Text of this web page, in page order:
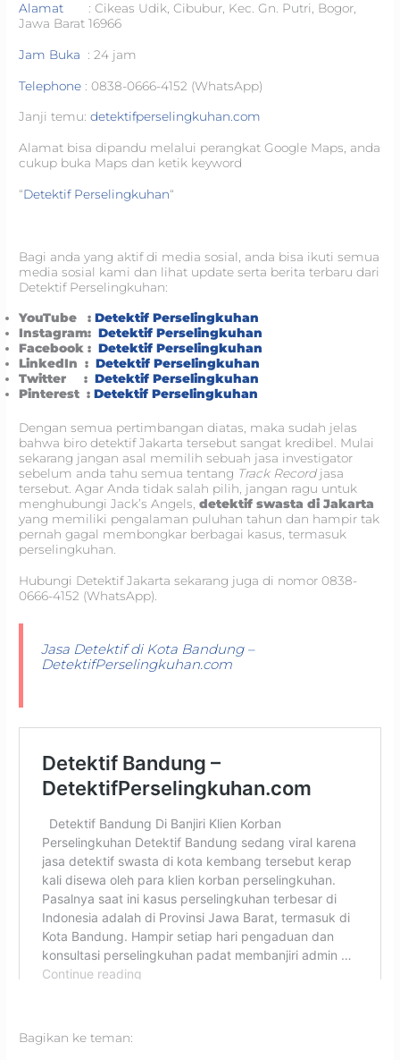
Alamat
: Cikeas Udik, Cibubur, Kec. Gn. Putri, Bogor,
Jawa Barat 16966
Jam Buka : 24 jam
Telephone : 0838-0666-4152 (WhatsApp)
Janji temu:detektifperselingkuhan.com
Alamat bisa dipandu melalui perangkat Google Maps, anda
cukup buka Maps dan ketik keyword
“Detektif Perselingkuhan“
Bagi anda yang aktif di media sosial, anda bisa ikuti semua
media sosial kami dan lihat update serta berita terbaru dari
Detektif Perselingkuhan:
YouTube :Detektif Perselingkuhan
Instagram:Detektif Perselingkuhan
Facebook :Detektif Perselingkuhan
LinkedIn :Detektif Perselingkuhan
Twitter :Detektif Perselingkuhan
Pinterest :Detektif Perselingkuhan
Dengan semua pertimbangan diatas, maka sudah jelas
bahwa biro detektif Jakarta tersebut sangat kredibel. Mulai
sekarang jangan asal memilih sebuah jasa investigator
sebelum anda tahu semua tentang Track Recordjasa
tersebut. Agar Anda tidak salah pilih, jangan ragu untuk
menghubungi Jack’s Angels,detektif swasta di Jakarta
yang memiliki pengalaman puluhan tahun dan hampir tak
pernah gagal membongkar berbagai kasus, termasuk
perselingkuhan.
Hubungi Detektif Jakarta sekarang juga di nomor 0838-
0666-4152 (WhatsApp).
Jasa Detektif di Kota Bandung –
DetektifPerselingkuhan.com
Bagikan ke teman: